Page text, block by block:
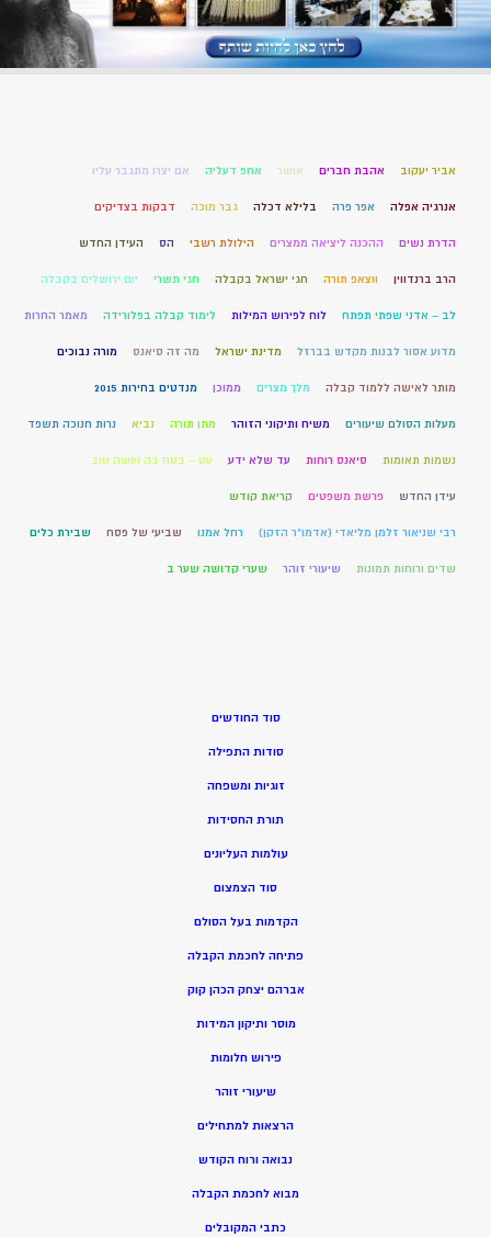
אביר יעקוב אהבת חברים אושר אחפ דעליה אם יצרו מתגבר עליו
אנרגיה אפלה אפר פרה בלילא דכלה גבר מוכה דבקות בצדיקים
הדרת נשים ההכנה ליציאה ממצרים הילולת רשבי הס העידן החדש
הרב ברנדווין ווצאפ תורה חגי ישראל בקבלה חגי תשרי יום ירושלים בקבלה
לב – אדני שפתי תפתח לוח לפירוש המילות לימוד קבלה בפלורידה מאמר החרות
מדוע אסור לבנות מקדש בברזל מדינת ישראל מה זה סיאנס מורה נבוכים
מותר לאישה ללמוד קבלה מלך מצרים ממוכן מנדטים בחירות 2015
מעלות הסולם שיעורים משיח ותיקוני הזוהר מתן תורה נביא נרות חנוכה תשפד
נשמות תאומות סיאנס רוחות עד שלא ידע עט – בטח בה ועשה טוב
עידן החדש פרשת משפטים קריאת קודש
רבי שניאור זלמן מליאדי (אדמו"ר הזקן) רחל אמנו שביעי של פסח שבירת כלים
שדים ורוחות תמונות שיעורי זוהר שערי קדושה שער ב
סוד החודשים
סודות התפילה
זוגיות ומשפחה
תורת החסידות
עולמות העליונים
סוד הצמצום
הקדמות בעל הסולם
פתיחה לחכמת הקבלה
אברהם יצחק הכהן קוק
מוסר ותיקון המידות
פירוש חלומות
שיעורי זוהר
הרצאות למתחילים
נבואה ורוח הקודש
מבוא לחכמת הקבלה
כתבי המקובלים